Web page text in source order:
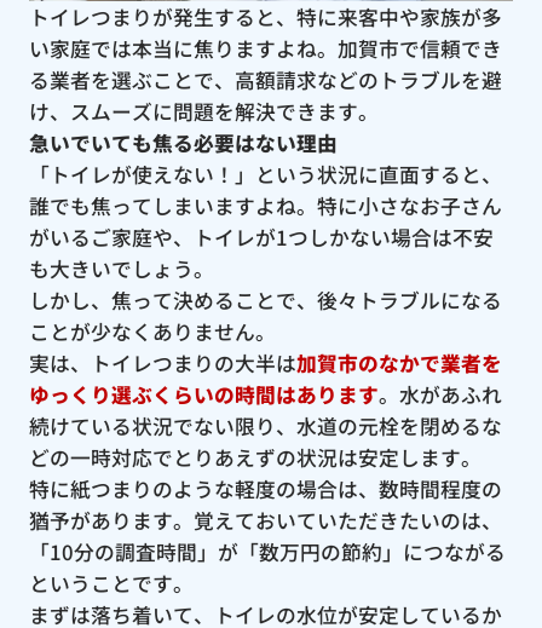
トイレつまりが発生すると、特に来客中や家族が多
い家庭では本当に焦りますよね。加賀市で信頼でき
る業者を選ぶことで、高額請求などのトラブルを避
け、スムーズに問題を解決できます。
急いでいても焦る必要はない理由
「トイレが使えない！」という状況に直面すると、
誰でも焦ってしまいますよね。特に小さなお子さん
がいるご家庭や、トイレが1つしかない場合は不安
も大きいでしょう。
しかし、焦って決めることで、後々トラブルになる
ことが少なくありません。
実は、トイレつまりの大半は加賀市のなかで業者を
ゆっくり選ぶくらいの時間はあります。水があふれ
続けている状況でない限り、水道の元栓を閉めるな
どの一時対応でとりあえずの状況は安定します。
特に紙つまりのような軽度の場合は、数時間程度の
猶予があります。覚えておいていただきたいのは、
「10分の調査時間」が「数万円の節約」につながる
ということです。
まずは落ち着いて、トイレの水位が安定しているか